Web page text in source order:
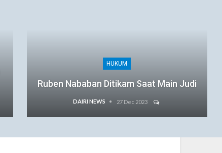
HUKUM
Ruben Nababan Ditikam Saat Main Judi
DAIRI NEWS 27 Dec 2023